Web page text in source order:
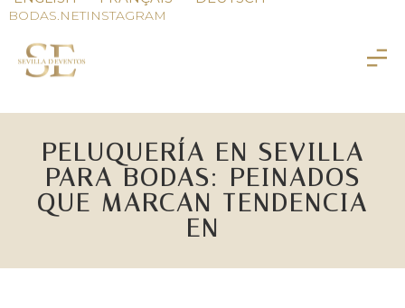
BODAS.NETINSTAGRAM
PELUQUERÍA EN SEVILLA
PARA BODAS: PEINADOS
QUE MARCAN TENDENCIA
EN